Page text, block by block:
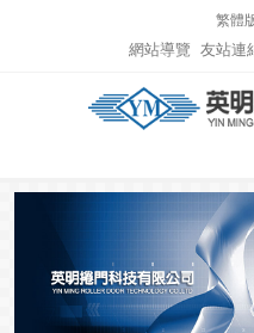
繁體
網站導覽
友站連
公
商
實績